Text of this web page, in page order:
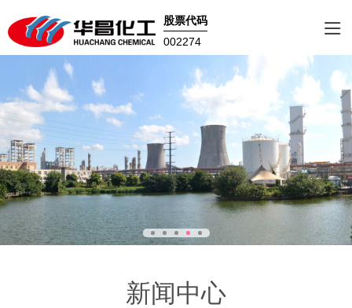
股票代码
002274
新闻中心